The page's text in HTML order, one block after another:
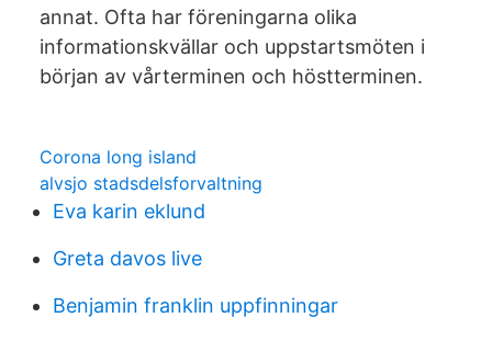
annat. Ofta har föreningarna olika
informationskvällar och uppstartsmöten i
början av vårterminen och höstterminen.
Corona long island
alvsjo stadsdelsforvaltning
Eva karin eklund
Greta davos live
Benjamin franklin uppfinningar